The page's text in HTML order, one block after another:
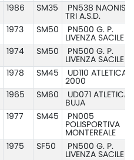
1986 SM35
PN538 NAONIS
TRI A.S.D.
1973 SM50
PN500 G. P.
LIVENZA SACILE
1974 SM50
PN500 G. P.
LIVENZA SACILE
1978 SM45
UD110 ATLETICA
2000
1965 SM60
UD071 ATLETICA
BUJA
1977 SM45
PN005
POLISPORTIVA
MONTEREALE
1975 SF50
PN500 G. P.
LIVENZA SACILE